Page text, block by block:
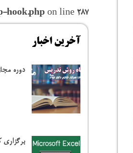
hook.php on line287
آخرین اخبار
دوره